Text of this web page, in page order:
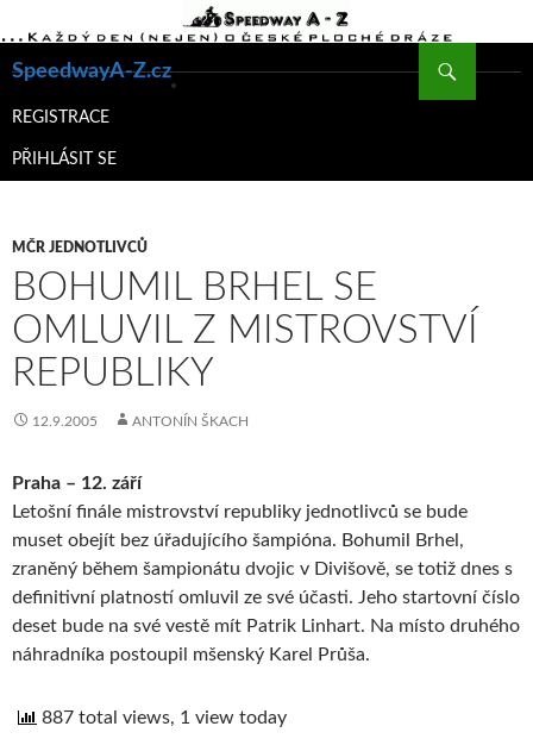
SpeedwayA-Z.cz
K
WEBU
REGISTRACE
PŘIHLÁSIT SE
MČR JEDNOTLIVCŮ
BOHUMIL BRHEL SE
OMLUVIL Z MISTROVSTVÍ
REPUBLIKY
12.9.2005 ANTONÍN ŠKACH
Praha – 12. září
Letošní finále mistrovství republiky jednotlivců se bude
muset obejít bez úřadujícího šampióna. Bohumil Brhel,
zraněný během šampionátu dvojic v Divišově, se totiž dnes s
definitivní platností omluvil ze své účasti. Jeho startovní číslo
deset bude na své vestě mít Patrik Linhart. Na místo druhého
náhradníka postoupil mšenský Karel Průša.
887 total views, 1 view today